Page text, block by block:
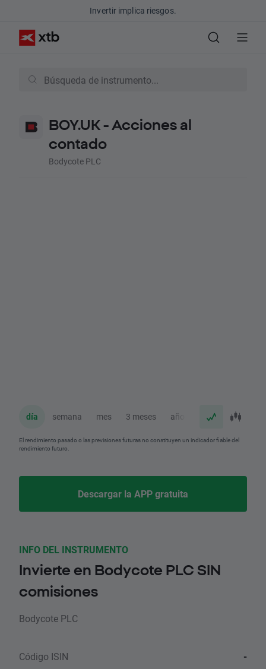
Invertir implica riesgos.
BOY.UK - Acciones al
contado
Bodycote PLC
día semana mes 3 meses año
El rendimiento pasado o las previsiones futuras no constituyen un indicador fiable del
rendimiento futuro.
Descargar la APP gratuita
INFO DEL INSTRUMENTO
Invierte en Bodycote PLC SIN
comisiones
Bodycote PLC
Código ISIN -